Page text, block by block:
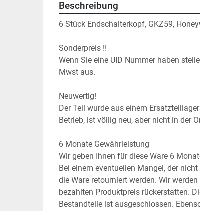
Beschreibung
6 Stück Endschalterkopf, GKZ59,
Sonderpreis !!
Wenn Sie eine UID Nummer haben
Mwst aus.
Neuwertig!
Der Teil wurde aus einem
Betrieb, ist völlig neu, aber nicht in der
6 Monate Gewährleistung
Wir geben Ihnen für diese Ware 6
Bei einem eventuellen Mangel, der
die Ware retourniert werden. Wir
bezahlten Produktpreis rückerstatten.
Bestandteile ist ausgeschlossen.